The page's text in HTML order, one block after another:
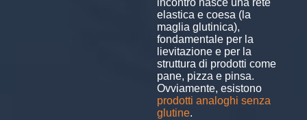
incontro nasce una rete
elastica e coesa (la
maglia glutinica),
fondamentale per la
lievitazione e per la
struttura di prodotti come
pane, pizza e pinsa.
Ovviamente, esistono
prodotti analoghi senza
glutine.